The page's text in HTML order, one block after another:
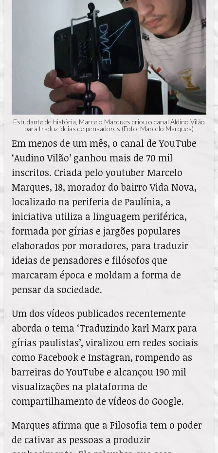
Estudante de história, Marcelo Marques criou o canal Aldino Vilão
para traduz ideias de pensadores (Foto: Marcelo Marques)
Em menos de um mês, o canal de YouTube
‘Audino Vilão’ ganhou mais de 70 mil
inscritos. Criada pelo youtuber Marcelo
Marques, 18, morador do bairro Vida Nova,
localizado na periferia de Paulínia, a
iniciativa utiliza a linguagem periférica,
formada por gírias e jargões populares
elaborados por moradores, para traduzir
ideias de pensadores e filósofos que
marcaram época e moldam a forma de
pensar da sociedade.
Um dos vídeos publicados recentemente
aborda o tema ‘Traduzindo karl Marx para
gírias paulistas’, viralizou em redes sociais
como Facebook e Instagran, rompendo as
barreiras do YouTube e alcançou 190 mil
visualizações na plataforma de
compartilhamento de vídeos do Google.
Marques afirma que a Filosofia tem o poder
de cativar as pessoas a produzir